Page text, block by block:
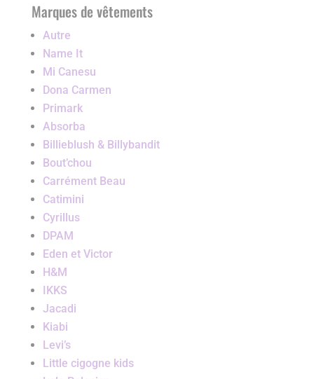
Marques de vêtements
Autre
Name It
Mi Canesu
Dona Carmen
Primark
Absorba
Billieblush & Billybandit
Bout’chou
Carrément Beau
Catimini
Cyrillus
DPAM
Eden et Victor
H&M
IKKS
Jacadi
Kiabi
Levi’s
Little cigogne kids